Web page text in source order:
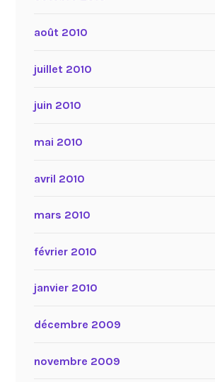
août 2010
juillet 2010
juin 2010
mai 2010
avril 2010
mars 2010
février 2010
janvier 2010
décembre 2009
novembre 2009